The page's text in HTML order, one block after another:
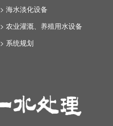
> 海水淡化设备
> 农业灌溉、养殖用水设备
> 系统规划